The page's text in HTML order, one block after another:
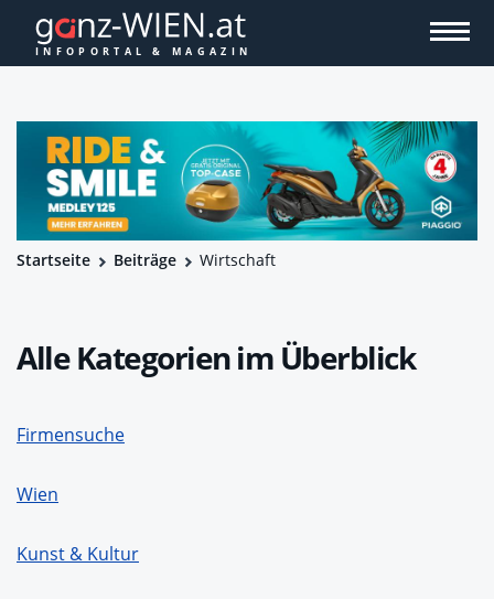
Startseite Beiträge Wirtschaft
Alle Kategorien im Überblick
Firmensuche
Wien
Kunst & Kultur